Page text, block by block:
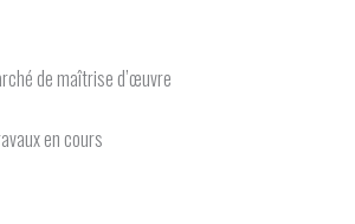
de maîtrise d’œuvre
en cours